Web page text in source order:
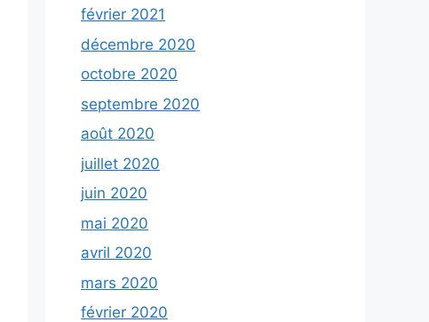
février 2021
décembre 2020
octobre 2020
septembre 2020
août 2020
juillet 2020
juin 2020
mai 2020
avril 2020
mars 2020
février 2020